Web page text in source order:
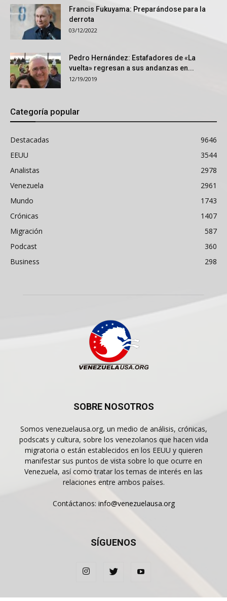
Francis Fukuyama: Preparándose para la
derrota
03/12/2022
Pedro Hernández: Estafadores de «La
vuelta» regresan a sus andanzas en...
12/19/2019
Categoría popular
Destacadas
9646
EEUU
3544
Analistas
2978
Venezuela
2961
Mundo
1743
Crónicas
1407
Migración
587
Podcast
360
Business
298
SOBRE NOSOTROS
Somos venezuelausa.org, un medio de análisis, crónicas,
podscats y cultura, sobre los venezolanos que hacen vida
migratoria o están establecidos en los EEUU y quieren
manifestar sus puntos de vista sobre lo que ocurre en
Venezuela, así como tratar los temas de interés en las
relaciones entre ambos países.
Contáctanos: info@venezuelausa.org
SÍGUENOS